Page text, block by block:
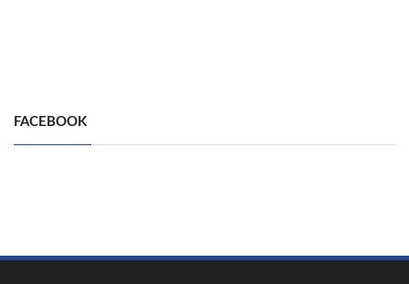
FACEBOOK